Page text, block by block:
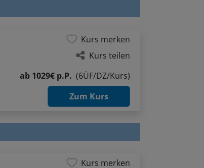
Kurs merken
Kurs teilen
ab 1029€ p.P.
(6ÜF/DZ/Kurs)
Zum Kurs
Kurs merken